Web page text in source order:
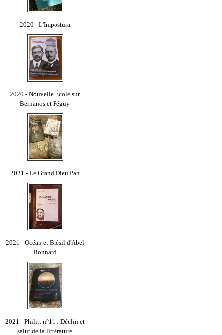
2020 - L'Impostura
2020 - Nouvelle École sur
Bernanos et Péguy
2021 - Le Grand Dieu Pan
2021 - Océan et Brésil d'Abel
Bonnard
2021 - Philitt n°11 : Déclin et
salut de la littérature